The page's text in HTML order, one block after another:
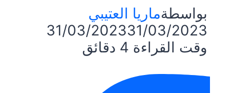
بواسطةماريا العتيبي
31/03/202331/03/2023
وقت القراءة
دقائق